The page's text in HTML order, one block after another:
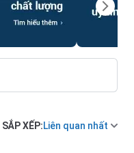
SẮP XẾP:Liên quan nhất